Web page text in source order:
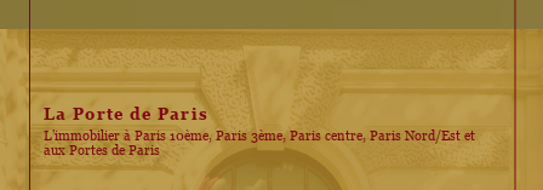
La Porte de Paris
L'immobilier à Paris 10ème, Paris 3ème, Paris centre, Paris Nord/Est et
aux Portes de Paris